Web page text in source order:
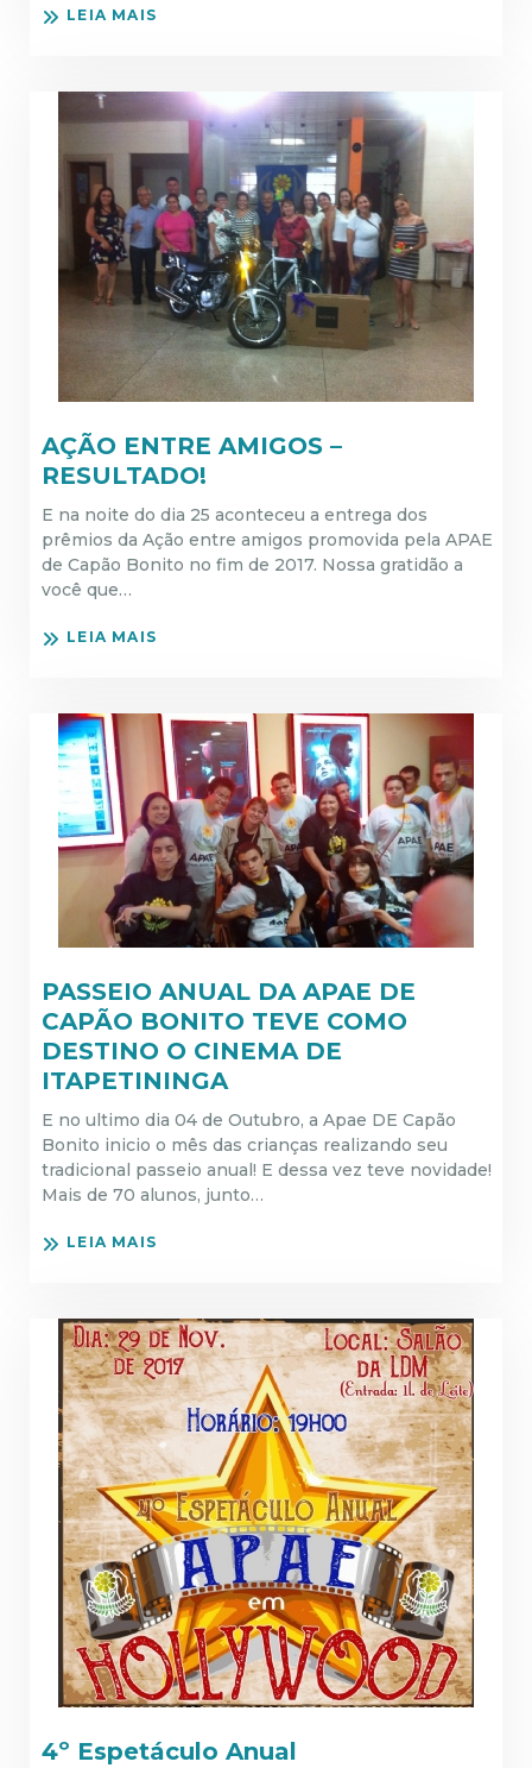
LEIA MAIS
AÇÃO ENTRE AMIGOS –
RESULTADO!
E na noite do dia 25 aconteceu a entrega dos
prêmios da Ação entre amigos promovida pela APAE
de Capão Bonito no fim de 2017. Nossa gratidão a
você que…
LEIA MAIS
PASSEIO ANUAL DA APAE DE
CAPÃO BONITO TEVE COMO
DESTINO O CINEMA DE
ITAPETININGA
E no ultimo dia 04 de Outubro, a Apae DE Capão
Bonito inicio o mês das crianças realizando seu
tradicional passeio anual! E dessa vez teve novidade!
Mais de 70 alunos, junto…
LEIA MAIS
4º Espetáculo Anual